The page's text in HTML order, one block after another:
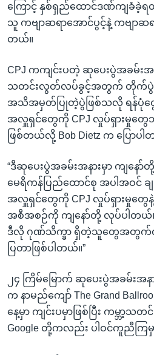
ကြောင့် နှစ်ရှည်ထောင်ဒဏ်ကျခံခဲ့
သူ ကဗျာဆရာအောင်ပွင့်နဲ့ ကဗျာဆရ
တယ်။
CPJ ကကျင်းပတဲ့ ဆုပေးပွဲအခမ်း
သတင်းလွတ်လပ်ခွင့်အတွက် တိုက်ပွဲ
အသိအမှတ်ပြုတဲ့ပွဲဖြစ်သလို ရန်ပုံငွေ
အလှူရှင်တွေကို CPJ လှုပ်ရှားမှုတွ
ဖြစ်တယ်လို့ Bob Dietz က ပြောပါ
“ဒီဆုပေးပွဲအခမ်းအနားမှာ ကျ
မေရိကန်ပြည်ထောင်စု အပါအဝင်
အလှူရှင်တွေကို CPJ လှုပ်ရှားမှုတွေ
အစီအစဉ်ကို ကျနော်တို့ လုပ်ပါတ
ဒီလို ဂုဏ်သိက္ခာ ရှိတဲ့သူတွေအတွက်
ပြတာဖြစ်ပါတယ်။”
၂၄ ကြိမ်မြောက် ဆုပေးပွဲအခမ်းအ
က နာမည်ကျော် The Grand
နေ့မှာ ကျင်းပမှာဖြစ်ပြီး ကမ္ဘာ့သတ
Google တို့ကလည်း ပါဝင်ကူညီကြမှ